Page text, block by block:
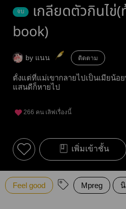
จบ
เกลียดตัวกินไข่
book)
by แนน ติดตาม
ตั้งแต่ที่แม่เขากลายไปเป็นเมียน้อ
แสนดีก็หายไป
266 คน เลิฟเรื่องนี้
เพิ่มเข้าชั้น
Feel good Mpreg